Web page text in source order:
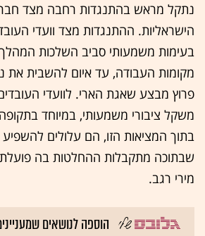
נתקל מראש בהתנגדות רחבה מצד
הישראליות. ההתנגדות מצד וועדי
בעימות משמעותי סביב השלכות
מקומות העבודה, עד איום להשבית את
פרוץ מבצע שאגת הארי. לוועדי
משקל ציבורי משמעותי, במיוחד
בתוך המציאות הזו, הם עלולים
שבתוכה מתקבלות ההחלטות בה
מירי רגב.
הוספה לנושאים